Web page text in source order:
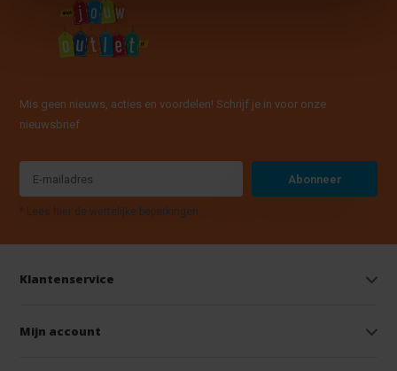
Mis geen nieuws, acties en voordelen! Schrijf je in voor onze
nieuwsbrief
Abonneer
* Lees hier de wettelijke beperkingen
Klantenservice
Mijn account